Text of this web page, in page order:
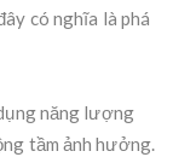
có nghĩa là phá
năng lượng
tầm ảnh hưởng.